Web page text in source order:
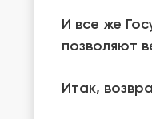
И все же
позволяют
Итак,